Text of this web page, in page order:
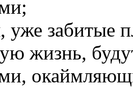
, уже забитые
жизнь,